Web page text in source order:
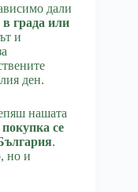
дали
в града или
и
ден.
нашата
се
.
но и